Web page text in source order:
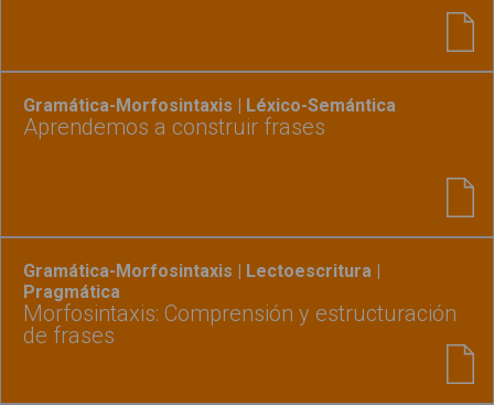
Gramática-Morfosintaxis | Léxico-Semántica
Aprendemos a construir frases
Gramática-Morfosintaxis | Lectoescritura |
Pragmática
Morfosintaxis: Comprensión y estructuración
de frases